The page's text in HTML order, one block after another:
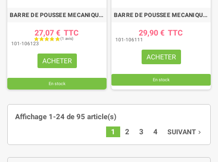
(2 avis)
BARRE DE POUSSEE MECANIQUE ROTULE-ROTULE LG 340-500 CAT1
27,07 € TTC
101-106123
ACHETER
En stock
BARRE DE POUSSEE MECANIQUE ROTULE-ROTULE LG 400-550 CAT1
29,90 € TTC
101-106111
ACHETER
En stock
Affichage 1-24 de 95 article(s)
1
2 3 4 SUIVANT navigate_next